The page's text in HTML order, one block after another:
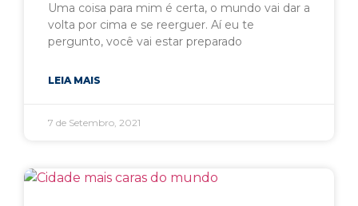
Uma coisa para mim é certa, o mundo vai dar a
volta por cima e se reerguer. Aí eu te
pergunto, você vai estar preparado
LEIA MAIS
7 de Setembro, 2021